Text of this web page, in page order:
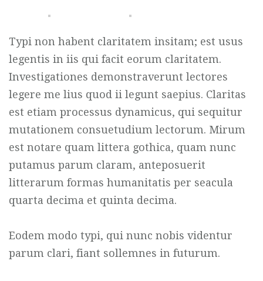
Typi non habent claritatem insitam; est usus
legentis in iis qui facit eorum claritatem.
Investigationes demonstraverunt lectores
legere me lius quod ii legunt saepius. Claritas
est etiam processus dynamicus, qui sequitur
mutationem consuetudium lectorum. Mirum
est notare quam littera gothica, quam nunc
putamus parum claram, anteposuerit
litterarum formas humanitatis per seacula
quarta decima et quinta decima.
Eodem modo typi, qui nunc nobis videntur
parum clari, fiant sollemnes in futurum.